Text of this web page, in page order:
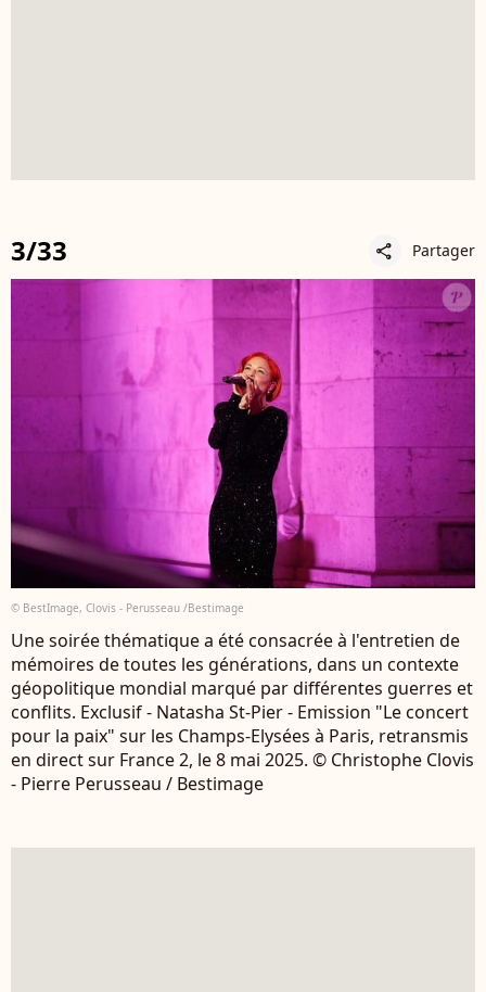
3/33 share Partager
© BestImage, Clovis - Perusseau /Bestimage
Une soirée thématique a été consacrée à l'entretien de
mémoires de toutes les générations, dans un contexte
géopolitique mondial marqué par différentes guerres et
conflits. Exclusif - Natasha St-Pier - Emission "Le concert
pour la paix" sur les Champs-Elysées à Paris, retransmis
en direct sur France 2, le 8 mai 2025. © Christophe Clovis
- Pierre Perusseau / Bestimage